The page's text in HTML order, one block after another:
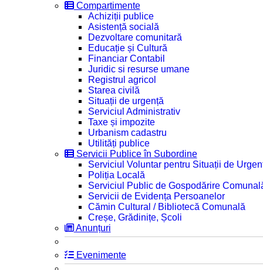
Compartimente
Achiziții publice
Asistență socială
Dezvoltare comunitară
Educație și Cultură
Financiar Contabil
Juridic si resurse umane
Registrul agricol
Starea civilă
Situații de urgență
Serviciul Administrativ
Taxe și impozite
Urbanism cadastru
Utilități publice
Servicii Publice în Subordine
Serviciul Voluntar pentru Situații de
Poliția Locală
Serviciul Public de Gospodărire
Servicii de Evidența Persoanelor
Cămin Cultural / Bibliotecă Comunală
Creșe, Grădinițe, Școli
Anunțuri
Evenimente